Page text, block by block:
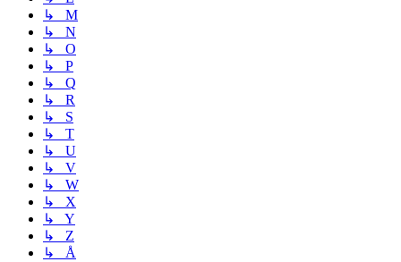
↳ M
↳ N
↳ O
↳ P
↳ Q
↳ R
↳ S
↳ T
↳ U
↳ V
↳ W
↳ X
↳ Y
↳ Z
↳ Å